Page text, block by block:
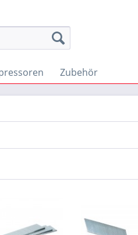
Zubehör